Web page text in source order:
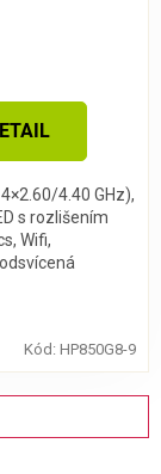
4.40 GHz),
s rozlišením
Wifi,
Kód: HP850G8-9